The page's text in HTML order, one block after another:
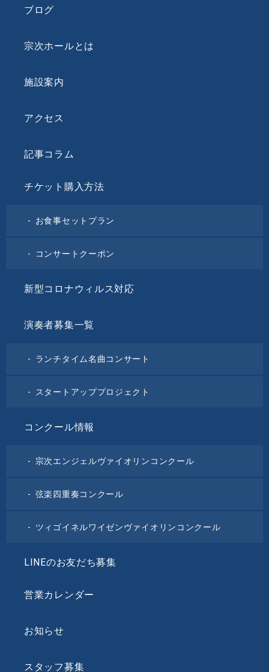
ブログ
宗次ホールとは
施設案内
アクセス
記事コラム
チケット購入方法
お食事セットプラン
コンサートクーポン
新型コロナウィルス対応
演奏者募集一覧
ランチタイム名曲コンサート
スタートアッププロジェクト
コンクール情報
宗次エンジェルヴァイオリンコンクール
弦楽四重奏コンクール
ツィゴイネルワイゼンヴァイオリンコンクール
LINEのお友だち募集
営業カレンダー
お知らせ
スタッフ募集